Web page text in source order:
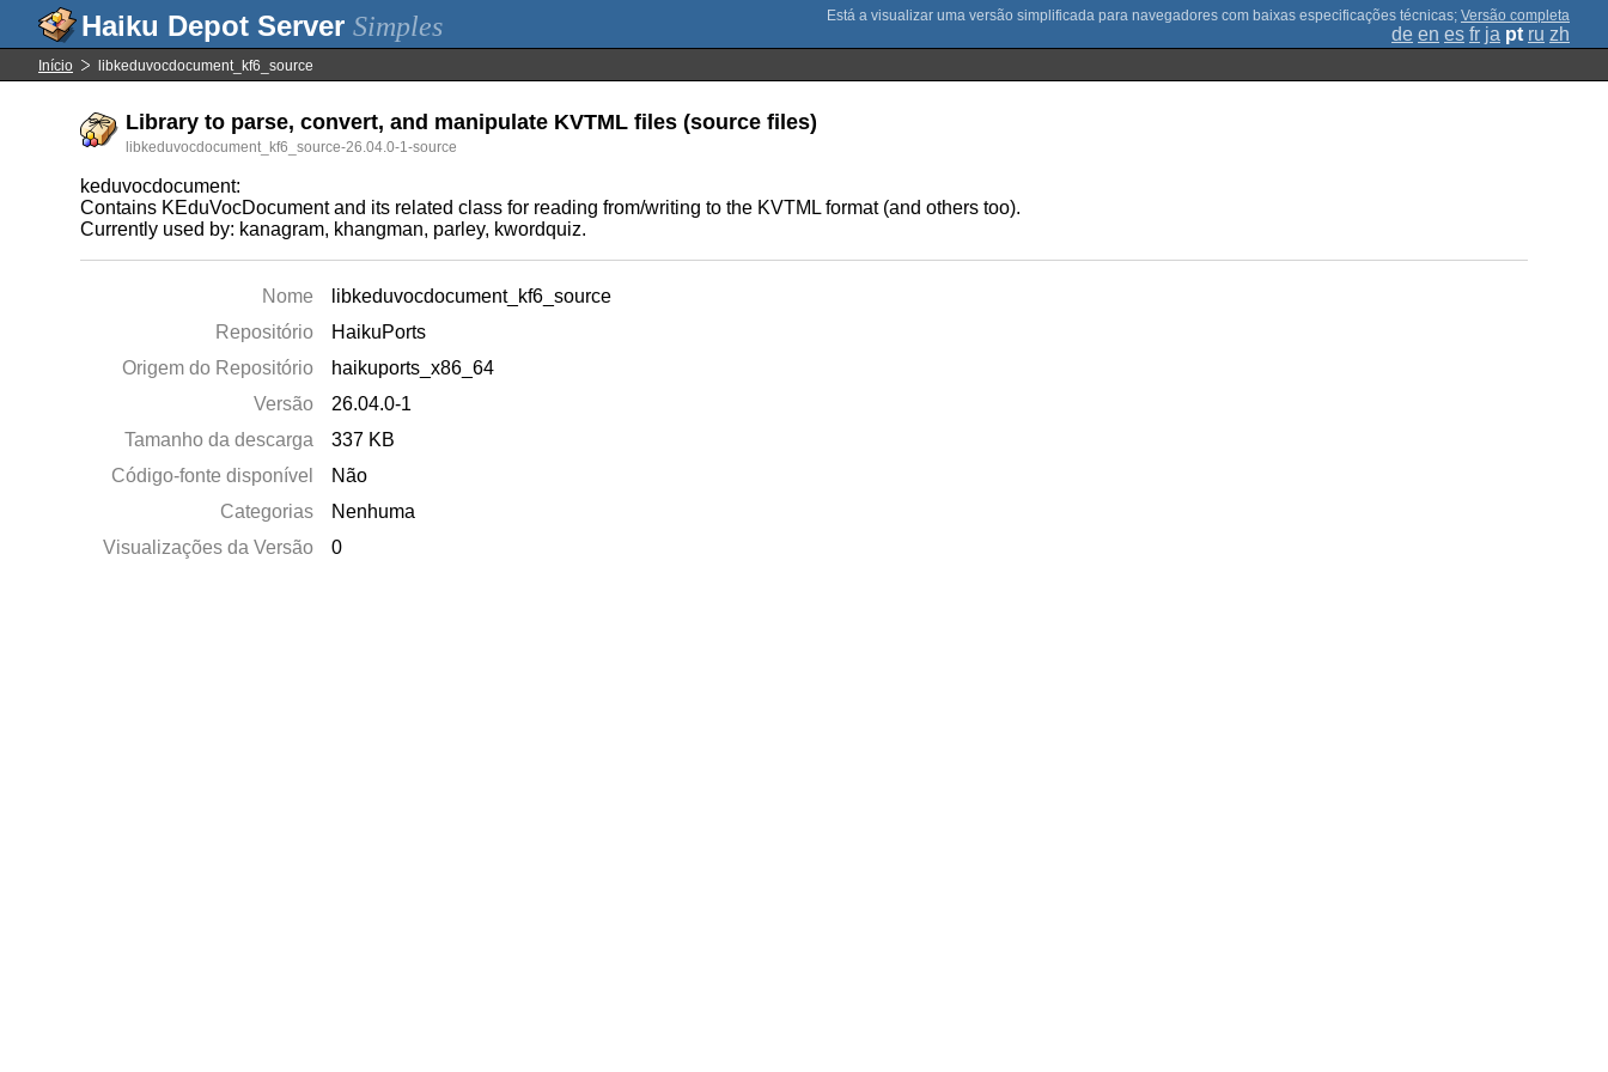
Simples ; Versão completa
de en es fr ja pt ru zh
Início libkeduvocdocument_kf6_source
Library to parse, convert, and manipulate KVTML files (source files)
libkeduvocdocument_kf6_source-26.04.0-1-source
keduvocdocument:
Contains KEduVocDocument and its related class for reading from/writing to the KVTML format (and others too).
Currently used by: kanagram, khangman, parley, kwordquiz.
Nome
libkeduvocdocument_kf6_source
Repositório
HaikuPorts
Origem do Repositório
haikuports_x86_64
Versão
26.04.0-1
Tamanho da descarga
337 KB
Código-fonte disponível
Não
Categorias
Nenhuma
Visualizações da Versão
0